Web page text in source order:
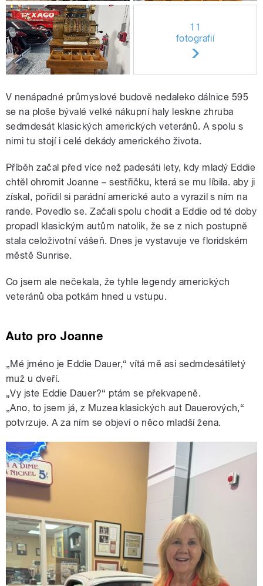
11
fotografií
V nenápadné průmyslové budově nedaleko dálnice 595
se na ploše bývalé velké nákupní haly leskne zhruba
sedmdesát klasických amerických veteránů. A spolu s
nimi tu stojí i celé dekády amerického života.
Příběh začal před více než padesáti lety, kdy mladý Eddie
chtěl ohromit Joanne – sestřičku, která se mu líbila. aby ji
získal, pořídil si parádní americké auto a vyrazil s ním na
rande. Povedlo se. Začali spolu chodit a Eddie od té doby
propadl klasickým autům natolik, že se z nich postupně
stala celoživotní vášeň. Dnes je vystavuje ve floridském
městě Sunrise.
Co jsem ale nečekala, že tyhle legendy amerických
veteránů oba potkám hned u vstupu.
Auto pro Joanne
„Mé jméno je Eddie Dauer,“ vítá mě asi sedmdesátiletý
muž u dveří.
„Vy jste Eddie Dauer?“ ptám se překvapeně.
„Ano, to jsem já, z Muzea klasických aut Dauerových,“
potvrzuje. A za ním se objeví o něco mladší žena.